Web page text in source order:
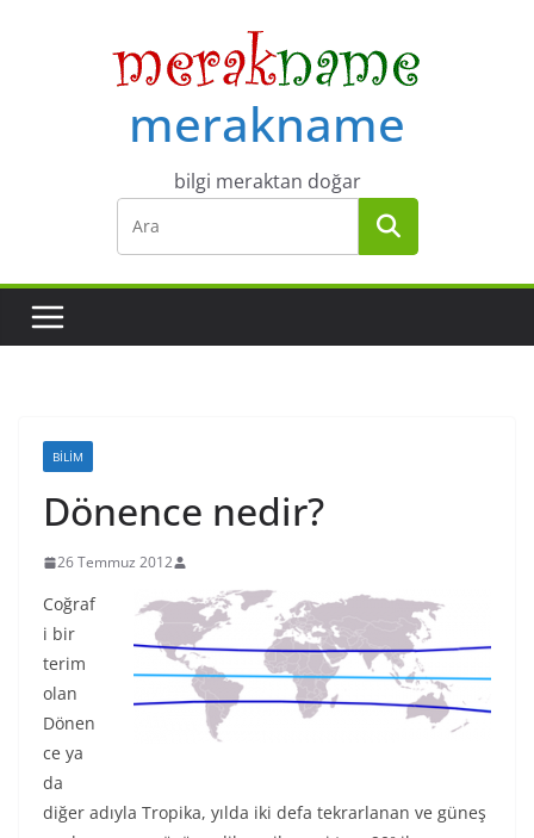
merakname
bilgi meraktan doğar
BILIM
Dönence nedir?
26 Temmuz 2012
Coğraf
i bir
terim
olan
Dönen
ce ya
da
diğer adıyla Tropika, yılda iki defa tekrarlanan ve güneş